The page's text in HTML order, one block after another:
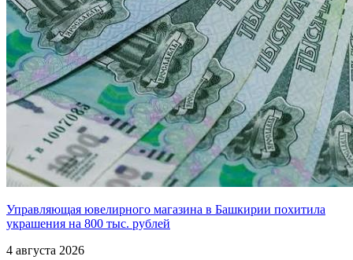
Управляющая ювелирного магазина в Башкирии похитила
украшения на 800 тыс. рублей
4 августа 2026